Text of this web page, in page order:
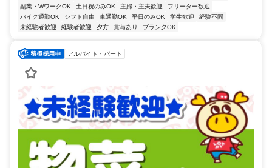
副業・WワークOK
土日祝のみOK 主婦・主夫歓迎
フリーター歓迎
バイク通勤OK
シフト自由 車通勤OK 平日のみOK 学生歓迎
経験不問
未経験者歓迎
経験者歓迎 夕方 賞与あり ブランクOK
アルバイト・パート